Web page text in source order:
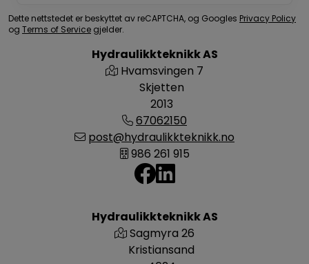
Hydraulikkteknikk AS
Hvamsvingen 7
Skjetten
2013
67062150
post@hydraulikkteknikk.no
986 261 915
Hydraulikkteknikk AS
Sagmyra 26
Kristiansand
Dette nettstedet er beskyttet av reCAPTCHA, og Googles Privacy Policy
og Terms of Service gjelder.